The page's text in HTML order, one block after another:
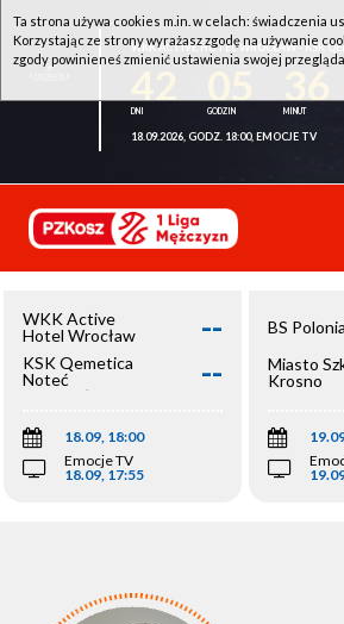
WKK ACTIVE HOTEL WROCŁAW - KSK
18.09.2026, GODZ. 18:00, EMOCJE TV
WKK Active
Hotel Wrocław
--
KSK Qemetica
Noteć
Inowrocław
--
18.09, 18:00
Emocje TV
18.09, 17:55
BS
Miasto
Krosno
Ta strona używa cookies m.in. w celach: świadczenia
Korzystając ze strony wyrażasz zgodę na używanie
zgody powinieneś zmienić ustawienia swojej